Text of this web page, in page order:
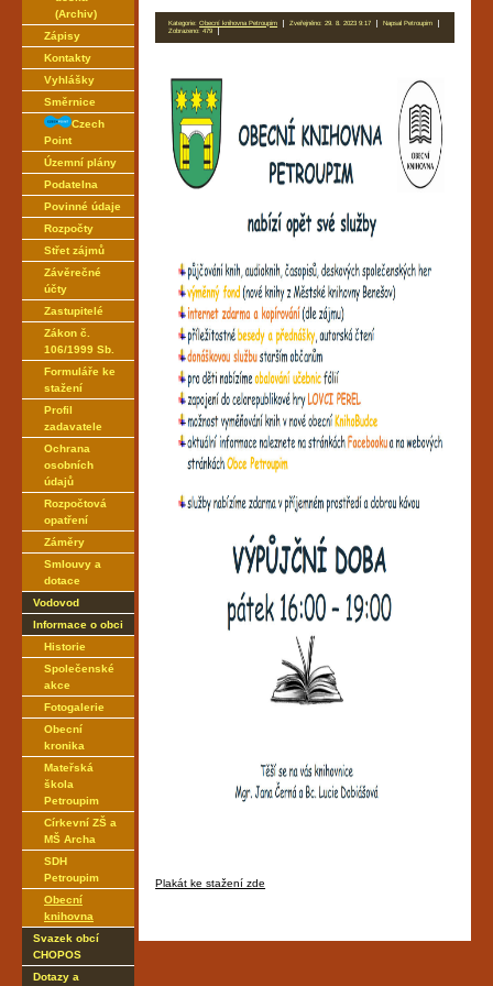
(Archiv)
Zápisy
Kontakty
Vyhlášky
Směrnice
Czech
Point
Územní plány
Podatelna
Povinné údaje
Rozpočty
Střet zájmů
Závěrečné
účty
Zastupitelé
Zákon č.
106/1999 Sb.
Formuláře ke
stažení
Profil
zadavatele
Ochrana
osobních
údajů
Rozpočtová
opatření
Záměry
Smlouvy a
dotace
Vodovod
Informace o obci
Historie
Společenské
akce
Fotogalerie
Obecní
kronika
Mateřská
škola
Petroupim
Církevní ZŠ a
MŠ Archa
SDH
Petroupim
Obecní
knihovna
Svazek obcí
CHOPOS
Dotazy a
Kategorie:Obecní knihovna Petroupim Zveřejněno: 29. 8. 2023 9:17
Napsal Petroupim
Zobrazeno: 479
Plakát ke stažení zde